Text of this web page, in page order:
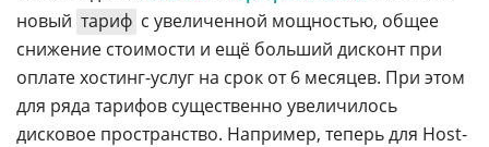
новый тариф с увеличенной мощностью, общее
снижение стоимости и ещё больший дисконт при
оплате хостинг-услуг на срок от 6 месяцев. При этом
для ряда тарифов существенно увеличилось
дисковое пространство. Например, теперь для Host-